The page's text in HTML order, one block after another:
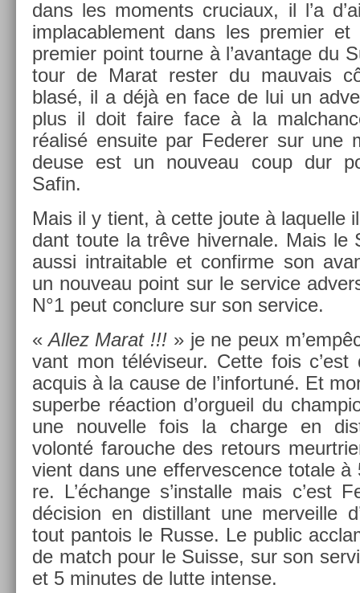
dans les mo­ments cruciaux, il l’a
im­placab­le­ment dans les pre­mi­er
pre­mi­er point tour­ne à l’avan­tage du
tour de Marat re­st­er du mauvais
blasé, il a déjà en face de lui un
plus il doit faire face à la
réalisé en­suite par Feder­er sur une
deuse est un nouveau coup dur
Safin.
Mais il y tient, à cette joute à laquel­le
dant toute la trêve hiver­nale. Mais le
aussi in­trait­able et con­fir­me son
un nouveau point sur le ser­vice
N°1 peut con­clure sur son ser­vice.
« Allez Marat !!! » je ne peux
vant mon téléviseur. Cette fois
ac­quis à la cause de l’in­fortuné. Et
super­be réac­tion d’or­gueil du
une nouvel­le fois la char­ge en
volonté farouc­he des re­tours
vient dans une ef­fervesc­ence totale
re. L’échan­ge s’instal­le mais c’est
décis­ion en dis­til­lant une mer­veil­le
tout pan­tois le Russe. Le pub­lic
de match pour le Suis­se, sur son
et 5 minutes de lutte in­ten­se.